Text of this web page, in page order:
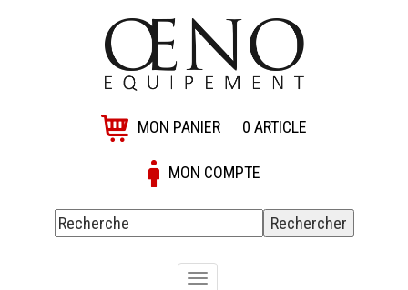
MON PANIER 0 ARTICLE
MON COMPTE
Toggle